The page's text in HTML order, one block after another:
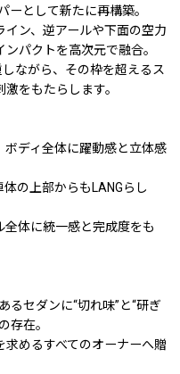
ーとして新たに再構築。
ン、逆アールや下面の空力
パクトを高次元で融合。
ながら、その枠を超えるス
をもたらします。
ディ全体に躍動感と立体感
の上部からもLANGらし
体に統一感と完成度をも
るセダンに“切れ味”と“研ぎ
存在。
めるすべてのオーナーへ贈